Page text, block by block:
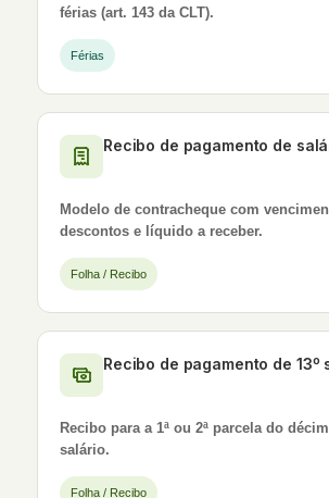
férias (art. 143 da CLT).
Férias
Recibo de pagamento de
Modelo de contracheque com
descontos e líquido a receber.
Folha / Recibo
Recibo de pagamento de 13º
Recibo para a 1ª ou 2ª parcela do
salário.
Folha / Recibo